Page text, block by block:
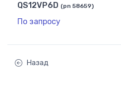
QS12VP6D (pn 58659)
По запросу
Назад